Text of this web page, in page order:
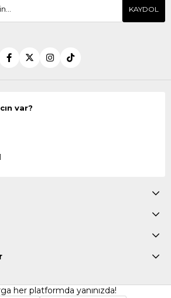
KAYDOL
var?
her platformda yanınızda!